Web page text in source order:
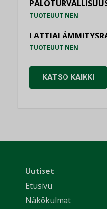
TUOTEUUTINEN
TUOTEUUTINEN
KATSO KAIKKI
Uutiset
Etusivu
Näkökulmat